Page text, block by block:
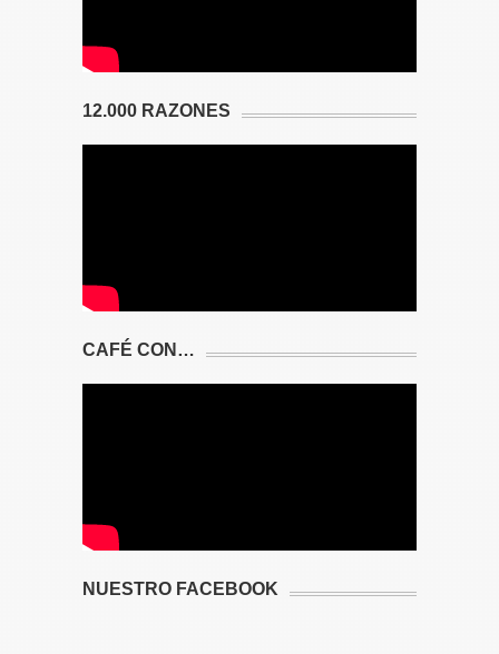
12.000 RAZONES
CAFÉ CON…
NUESTRO FACEBOOK